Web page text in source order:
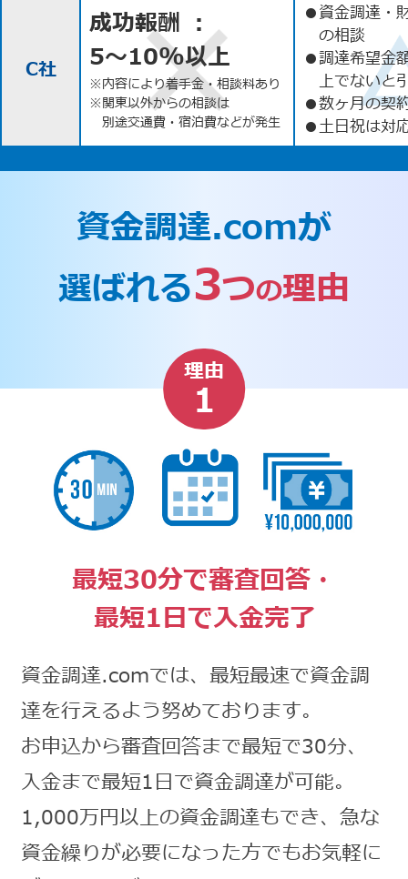
C社
成功報酬 ：
5〜10%以上
※内容により着手金・相談料あり
※関東以外からの相談は
別途交通費・宿泊費などが発生
●資金調達・
の相談
●調達希望金
上でないと
●数ヶ月の契
●土日祝は対
資金調達.comが
選ばれる3つの理由
理由
1
最短30分で審査回答・
最短1日で入金完了
資金調達.comでは、最短最速で資金調
達を行えるよう努めております。
お申込から審査回答まで最短で30分、
入金まで最短1日で資金調達が可能。
1,000万円以上の資金調達もでき、急な
資金繰りが必要になった方でもお気軽に